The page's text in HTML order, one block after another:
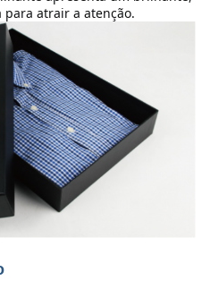
atrair a atenção.